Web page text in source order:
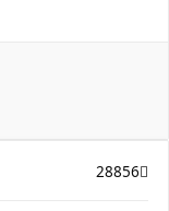
28856